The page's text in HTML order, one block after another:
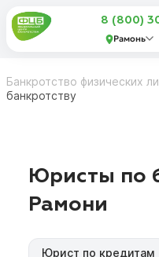
8 (800)
Рамонь
Банкротство физических
банкротству
Юристы по
Рамони
Юрист по кредитам